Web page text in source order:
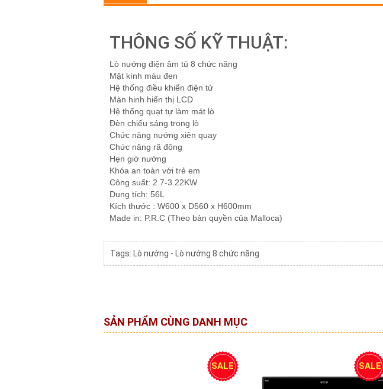
THÔNG SỐ KỸ THUẬT:
Lò nướng điện âm tủ 8 chức năng
Mặt kính màu đen
Hệ thống điều khiển điện tử
Màn hinh hiển thị LCD
Hệ thống quạt tự làm mát lò
Đèn chiếu sáng trong lò
Chức năng nướng xiên quay
Chức năng rã đông
Hẹn giờ nướng
Khóa an toàn với trẻ em
Công suất: 2.7-3.22KW
Dung tích: 56L
Kích thước : W600 x D560 x H600mm
Made in: P.R.C (Theo bản quyền của Malloca)
Tags: Lò nướng - Lò nướng 8 chức năng
SẢN PHẨM CÙNG DANH MỤC
SALE SALE